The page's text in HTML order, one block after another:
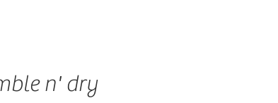
n' dry